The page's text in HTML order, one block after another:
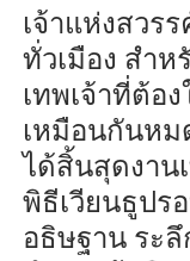
เจ้าแห่งสวร
ทั่วเมือง สำ
เทพเจ้าที่ต้อ
เหมือนกันห
ได้สิ้นสุดงาน
พิธีเวียนธูปร
อธิษฐาน ระ